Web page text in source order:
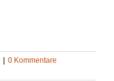
0 Kommentare